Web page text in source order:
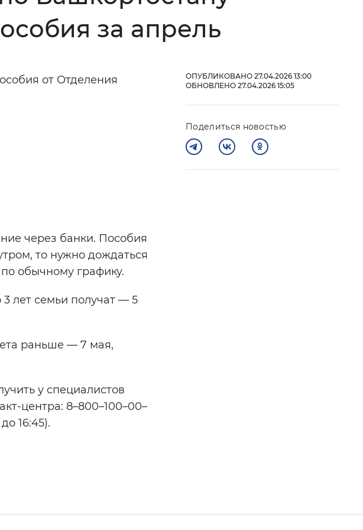
Синий фонза апрель
от Отделения
через банки. Пособия
то нужно дождаться
обычному графику.
лет семьи получат — 5
раньше — 7 мая,
у специалистов
центра: 8–800–100–00–
16:45).
ОПУБЛИКОВАНО 27.04.2026 13:00
ОБНОВЛЕНО 27.04.2026 15:05
Поделиться новостью